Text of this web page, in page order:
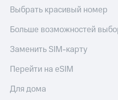
Выбрать красивый номер
Больше возможностей
Заменить SIM-карту
Перейти на eSIM
Для дома